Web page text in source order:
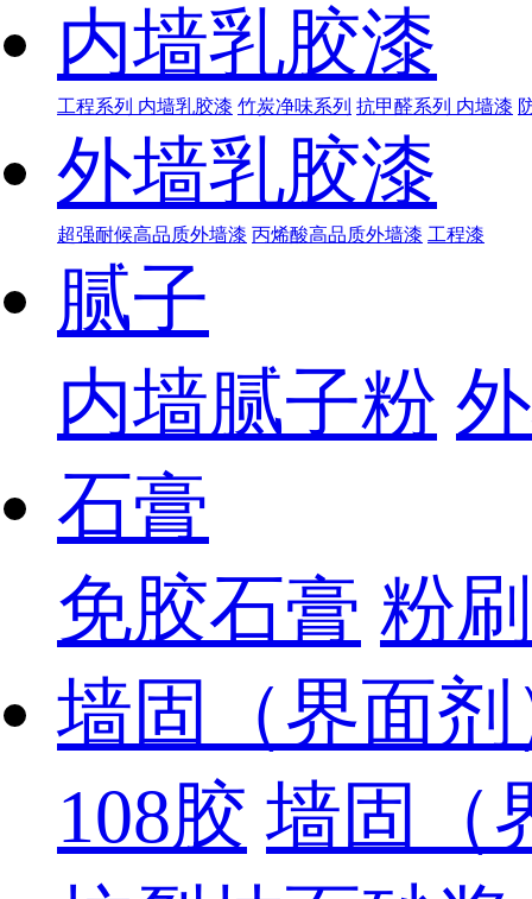
内墙乳胶漆
工程系列 内墙乳胶漆 竹炭净味系列 抗甲醛系列 内墙漆
外墙乳胶漆
超强耐候高品质外墙漆 丙烯酸高品质外墙漆 工程漆
腻子
内墙腻子粉
石膏
免胶石膏 粉
墙固（界面剂
108胶 墙固（